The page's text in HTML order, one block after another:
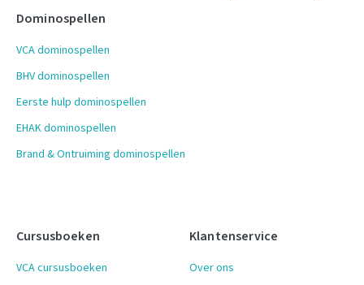
Dominospellen
VCA dominospellen
BHV dominospellen
Eerste hulp dominospellen
EHAK dominospellen
Brand & Ontruiming dominospellen
Cursusboeken
VCA cursusboeken
Klantenservice
Over ons